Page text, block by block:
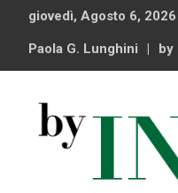
content
giovedì, Agosto 6, 2026
Paola G. Lunghini by